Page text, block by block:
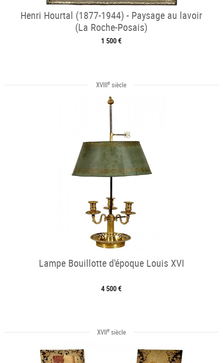
Henri Hourtal (1877-1944) - Paysage au lavoir
(La Roche-Posais)
1 500 €
XVIIIe siècle
Lampe Bouillotte d'époque Louis XVI
4 500 €
XVIIesiècle